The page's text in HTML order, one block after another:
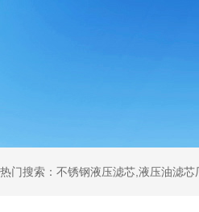
热门搜索：不锈钢液压滤芯,液压油滤